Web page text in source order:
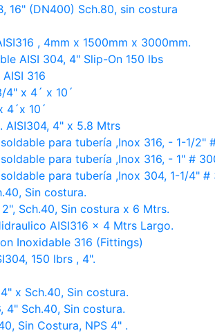
16" (DN400) Sch.80, sin costura
, 4mm x 1500mm x 3000mm.
AISI 304, 4" Slip-On 150 lbs
316
4" x 4´ x 10´
4´x 10´
AISI304, 4" x 5.8 Mtrs
para tubería ,Inox 316, - 1-1/2"
para tubería ,Inox 316, - 1" #
para tubería ,Inox 304, 1-1/4" #
Sin costura.
Sch.40, Sin costura x 6 Mtrs.
AISI316 x 4 Mtrs Largo.
Inoxidable 316 (Fittings)
150 lbrs , 4".
x Sch.40, Sin costura.
4" Sch.40, Sin costura.
Sin Costura, NPS 4" .